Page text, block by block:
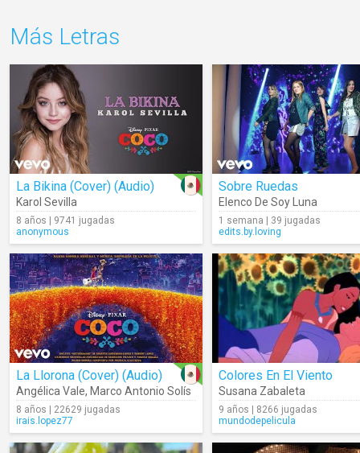
Más Letras
La Bikina (Cover) (Audio)
Karol Sevilla
8 años | 9741 jugadas
anonymous
Sobre Ruedas
Elenco De Soy Luna
1 semana | 39 jugadas
edits.by.loving
La Llorona (Cover) (Audio)
Angélica Vale, Marco Antonio Solís
8 años | 22629 jugadas
irais.lopez77
Colores En El Viento
Susana Zabaleta
9 años | 8266 jugadas
mundodepelicula